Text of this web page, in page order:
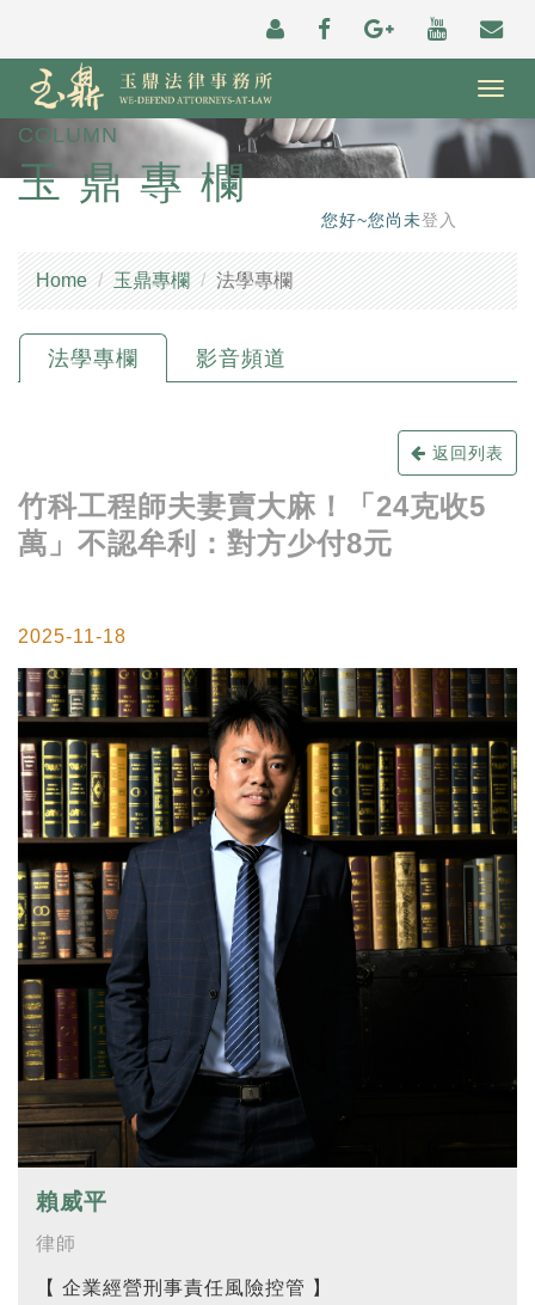
COLUMN
玉鼎專欄
您好~您尚未登入
Home 玉鼎專欄 法學專欄
法學專欄 影音頻道
返回列表
竹科工程師夫妻賣大麻！「24克收5
萬」不認牟利：對方少付8元
2025-11-18
賴威平
律師
【 企業經營刑事責任風險控管 】